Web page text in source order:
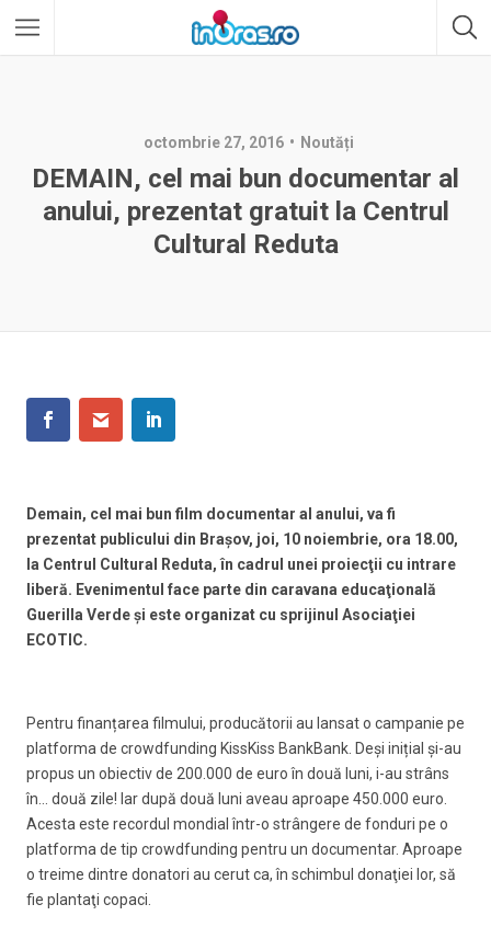
octombrie 27, 2016 Noutăți
DEMAIN, cel mai bun documentar al
anului, prezentat gratuit la Centrul
Cultural Reduta
Demain, cel mai bun film documentar al anului, va fi
prezentat publicului din Braşov, joi, 10 noiembrie, ora 18.00,
la Centrul Cultural Reduta, în cadrul unei proiecţii cu intrare
liberă. Evenimentul face parte din caravana educaţională
Guerilla Verde şi este organizat cu sprijinul Asociaţiei
ECOTIC.
Pentru finanțarea filmului, producătorii au lansat o campanie pe
platforma de crowdfunding KissKiss BankBank. Deși inițial și-au
propus un obiectiv de 200.000 de euro în două luni, i-au strâns
în… două zile! Iar după două luni aveau aproape 450.000 euro.
Acesta este recordul mondial într-o strângere de fonduri pe o
platforma de tip crowdfunding pentru un documentar. Aproape
o treime dintre donatori au cerut ca, în schimbul donaţiei lor, să
fie plantaţi copaci.